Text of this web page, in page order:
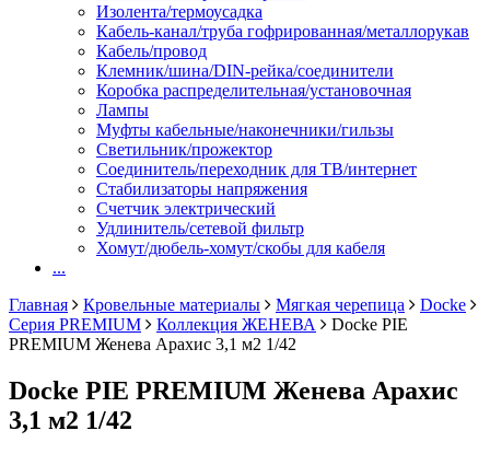
Изолента/термоусадка
Кабель-канал/труба гофрированная/металлорукав
Кабель/провод
Клемник/шина/DIN-рейка/соединители
Коробка распределительная/установочная
Лампы
Муфты кабельные/наконечники/гильзы
Светильник/прожектор
Соединитель/переходник для ТВ/интернет
Стабилизаторы напряжения
Счетчик электрический
Удлинитель/сетевой фильтр
Хомут/дюбель-хомут/скобы для кабеля
...
Главная
Кровельные материалы Мягкая черепица
Docke
Серия PREMIUM
Коллекция ЖЕНЕВА
Docke PIE
PREMIUM Женева Арахис 3,1 м2 1/42
Docke PIE PREMIUM Женева Арахис
3,1 м2 1/42